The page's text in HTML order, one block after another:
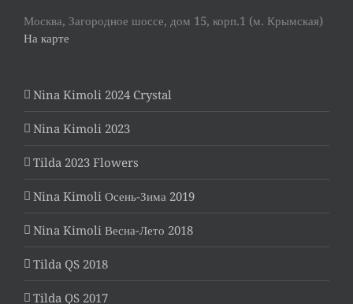
Москва, Загородное шоссе, дом 15, корп.1 (м. Крымская)
На карте
Nina Kimoli 2024 Crystal
Nina Kimoli 2023
Tilda 2023 Flowers
Nina Kimoli Осень-Зима 2019
Nina Kimoli Весна-Лето 2018
Tilda QS 2018
Tilda QS 2017